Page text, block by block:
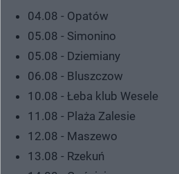
04.08 - Opatów
05.08 - Simonino
05.08 - Dziemiany
06.08 - Bluszczow
10.08 - Łeba klub Wesele
11.08 - Plaża Zalesie
12.08 - Maszewo
13.08 - Rzekuń